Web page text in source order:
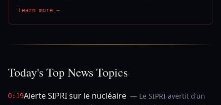
Learn more →
Today's Top News Topics
0:19Alerte SIPRI sur le nucléaire — Le SIPRI avertit d’un